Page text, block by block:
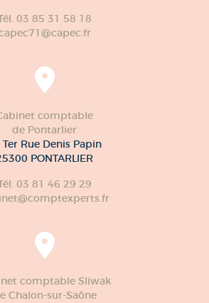
03 85 31 58 18
comptable
de Pontarlier
Rue Denis Papin
PONTARLIER
03 81 46 29 29
comptable Sliwak
Chalon-sur-Saône